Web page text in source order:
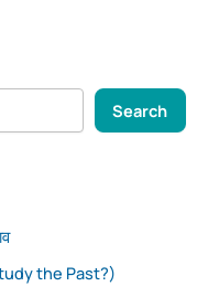
Search
the Past?)